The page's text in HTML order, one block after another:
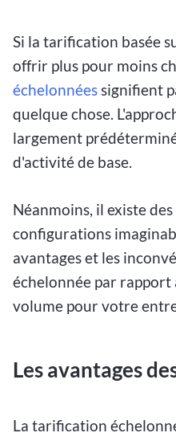
Si la tarification basée
offrir plus pour moins
échelonnéessignifient
quelque chose.
largement
d'activité de base.
Néanmoins, il existe
configurations
avantages et les
échelonnée par
volume pour votre
Les avantages
La tarification